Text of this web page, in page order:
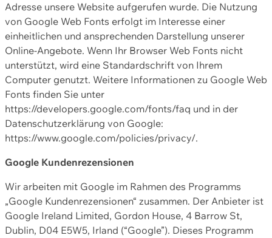
Adresse unsere Website aufgerufen wurde. Die Nutzung
von Google Web Fonts erfolgt im Interesse einer
einheitlichen und ansprechenden Darstellung unserer
Online-Angebote. Wenn Ihr Browser Web Fonts nicht
unterstützt, wird eine Standardschrift von Ihrem
Computer genutzt. Weitere Informationen zu Google Web
Fonts finden Sie unter
https://developers.google.com/fonts/faq und in der
Datenschutzerklärung von Google:
https://www.google.com/policies/privacy/.
Google Kundenrezensionen
Wir arbeiten mit Google im Rahmen des Programms
„Google Kundenrezensionen“ zusammen. Der Anbieter ist
Google Ireland Limited, Gordon House, 4 Barrow St,
Dublin, D04 E5W5, Irland (“Google”). Dieses Programm